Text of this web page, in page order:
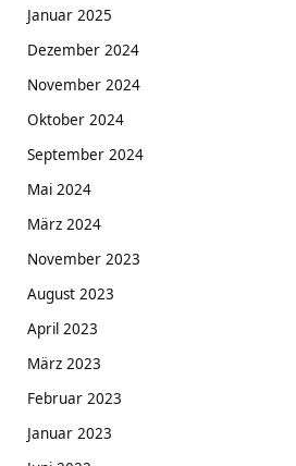
Januar 2025
Dezember 2024
November 2024
Oktober 2024
September 2024
Mai 2024
März 2024
November 2023
August 2023
April 2023
März 2023
Februar 2023
Januar 2023